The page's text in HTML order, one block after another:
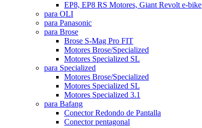
EP8, EP8 RS Motores, Giant Revolt e-bike
para OLI
para Panasonic
para Brose
Brose S-Mag Pro FIT
Motores Brose/Specialized
Motores Specialized SL
para Specialized
Motores Brose/Specialized
Motores Specialized SL
Motores Specialized 3.1
para Bafang
Conector Redondo de Pantalla
Conector pentagonal